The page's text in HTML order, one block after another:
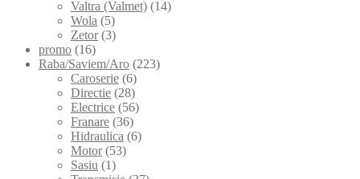
Valtra (Valmet) (14)
Wola (5)
Zetor (3)
promo (16)
Raba/Saviem/Aro (223)
Caroserie (6)
Directie (28)
Electrice (56)
Franare (36)
Hidraulica (6)
Motor (53)
Sasiu (1)